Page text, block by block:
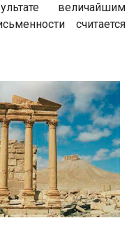
величайшим
считается